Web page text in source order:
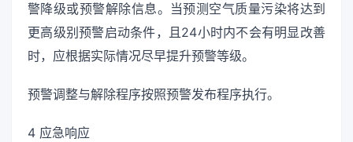
警降级或预警解除信息。当预测空气质量污染将达到
更高级别预警启动条件，且24小时内不会有明显改善
时，应根据实际情况尽早提升预警等级。
预警调整与解除程序按照预警发布程序执行。
4 应急响应